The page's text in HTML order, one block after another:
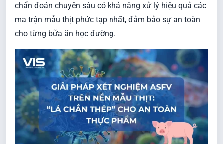
chẩn đoán chuyên sâu có khả năng xử lý hiệu quả các
ma trận mẫu thịt phức tạp nhất, đảm bảo sự an toàn
cho từng bữa ăn học đường.